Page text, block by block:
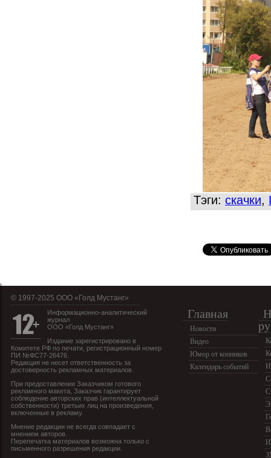
Тэги: скачки,
© 1997-2025 OOO «Голд Мустанг»
Информационно-аналитический
журнал
ООО «Голд Мустанг»
Издание зарегистрировано в
Комитете РФ по печати, регистрационный номер
ПИ №ФС77-26476.
Редакция не несет ответственность за
достоверность рекламных материалов.
При предоставлении Заказчиком готового
рекламного макета, Заказчик гарантирует
соблюдение авторских прав (интеллектуальной
собственности) третьих лиц на произведения,
включенные в рекламу.
Мнение редакции не всегда совпадает с
мнением авторов.
Перепечатка материалов возможна только с
письменного разрешения редакции.
Главная
Новости
Видео
Юмор от конников
Календарь событий